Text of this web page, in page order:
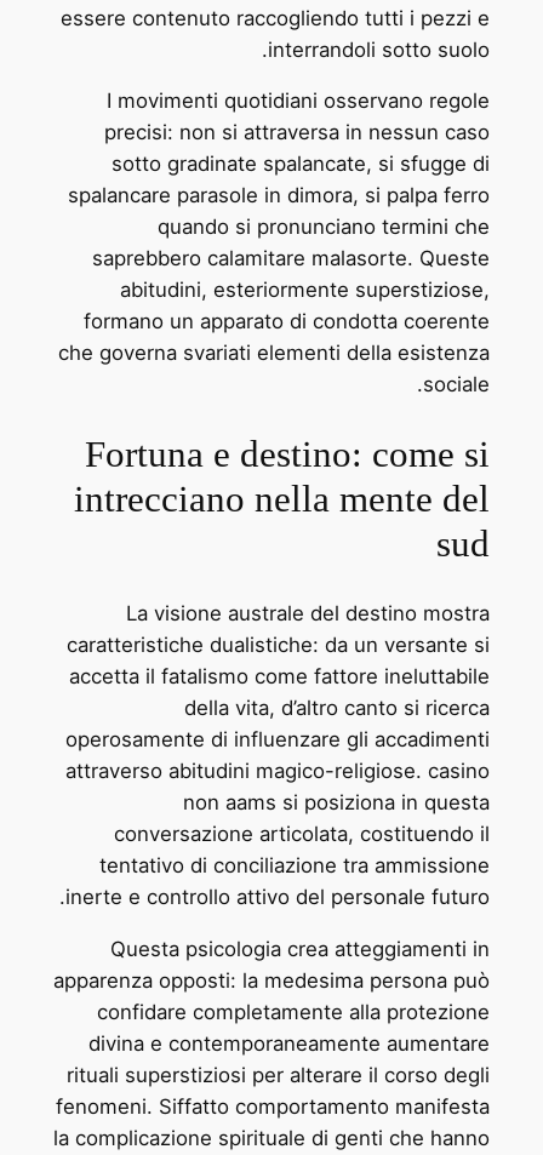
essere contenuto raccogliendo tutti i pezzi e
interrandoli sotto suolo.
I movimenti quotidiani osservano regole
precisi: non si attraversa in nessun caso
sotto gradinate spalancate, si sfugge di
spalancare parasole in dimora, si palpa ferro
quando si pronunciano termini che
saprebbero calamitare malasorte. Queste
abitudini, esteriormente superstiziose,
formano un apparato di condotta coerente
che governa svariati elementi della esistenza
sociale.
Fortuna e destino: come si
intrecciano nella mente del
sud
La visione australe del destino mostra
caratteristiche dualistiche: da un versante si
accetta il fatalismo come fattore ineluttabile
della vita, d’altro canto si ricerca
operosamente di influenzare gli accadimenti
attraverso abitudini magico-religiose. casino
non aams si posiziona in questa
conversazione articolata, costituendo il
tentativo di conciliazione tra ammissione
inerte e controllo attivo del personale futuro.
Questa psicologia crea atteggiamenti in
apparenza opposti: la medesima persona può
confidare completamente alla protezione
divina e contemporaneamente aumentare
rituali superstiziosi per alterare il corso degli
fenomeni. Siffatto comportamento manifesta
la complicazione spirituale di genti che hanno